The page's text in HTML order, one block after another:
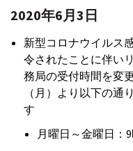
2020年6月3日
新型コロナウイルス
令されたことに伴い
務局の受付時間を変
（月）より以下の通
す
月曜日～金曜日：